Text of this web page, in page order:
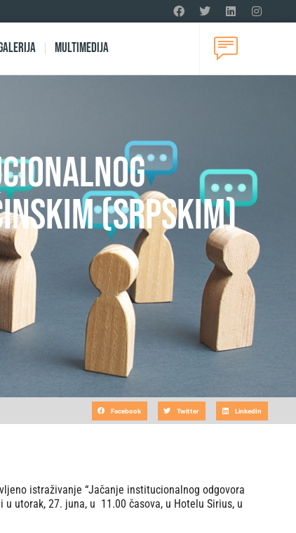
Multimedija
(srpskim)
Facebook Twitter LinkedIn
istraživanje “Jačanje institucionalnog odgovora
utorak, 27. juna, u 11.00 časova, u Hotelu Sirius, u